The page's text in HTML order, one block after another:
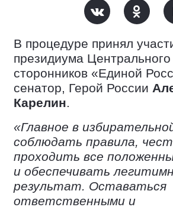
В процедуре принял
президиума Центрального
сторонников «Единой
сенатор, Герой России
Карелин.
«Главное в
соблюдать правила,
проходить все
и обеспечивать
результат. Оставаться
ответственными и